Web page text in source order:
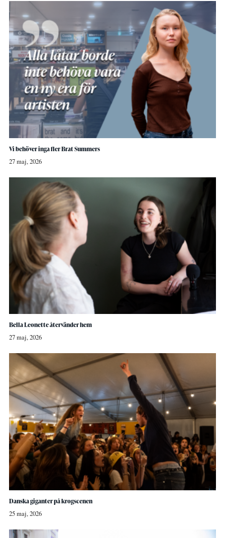
Vi behöver inga fler Brat Summers
27 maj, 2026
Bella Leonette återvänder hem
27 maj, 2026
Danska giganter på krogscenen
25 maj, 2026